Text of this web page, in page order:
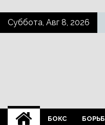
SkipСуббота, Авг 8, 2026
БОКС